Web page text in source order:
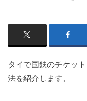
タイで国鉄のチケッ
法を紹介します。